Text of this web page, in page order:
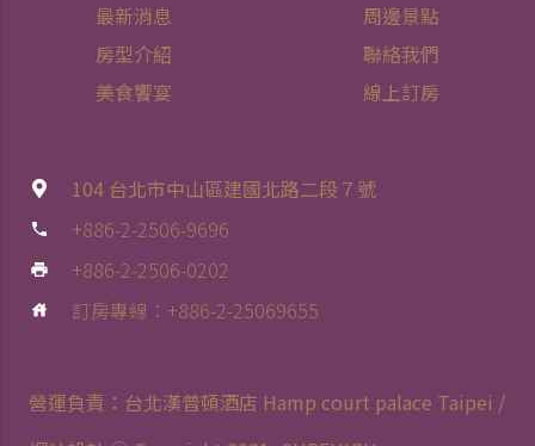
最新消息
房型介紹
美食饗宴
周邊景點
聯絡我們
線上訂房
104 台北市中山區建國北路二段７號
phone +886-2-2506-9696
print +886-2-2506-0202
house 訂房專線：+886-2-25069655
營運負責：台北漢普頓酒店 Hamp court palace Taipei /